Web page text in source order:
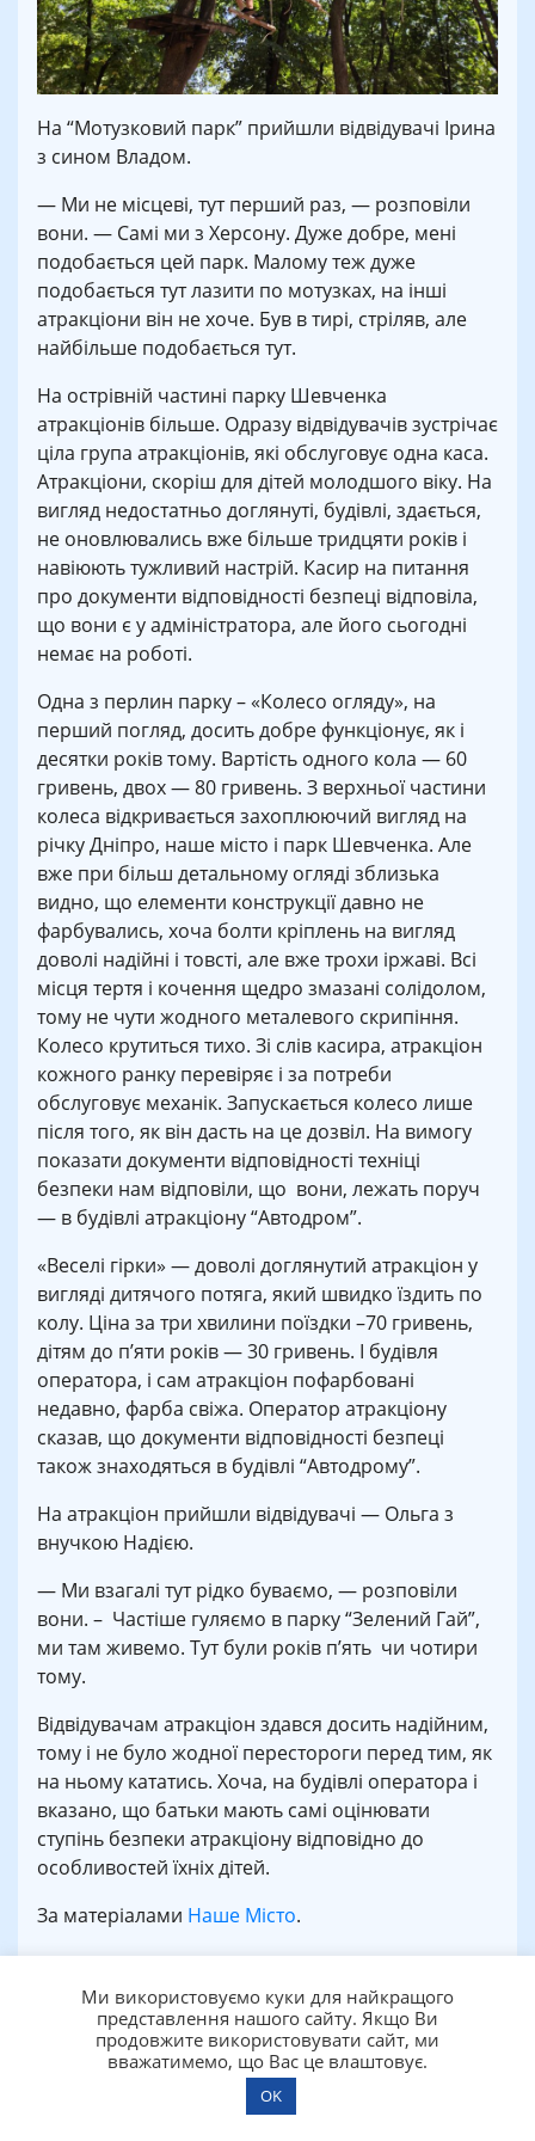
На “Мотузковий парк” прийшли відвідувачі Ірина
з сином Владом.
— Ми не місцеві, тут перший раз, — розповіли
вони. — Самі ми з Херсону. Дуже добре, мені
подобається цей парк. Малому теж дуже
подобається тут лазити по мотузках, на інші
атракціони він не хоче. Був в тирі, стріляв, але
найбільше подобається тут.
На острівній частині парку Шевченка
атракціонів більше. Одразу відвідувачів зустрічає
ціла група атракціонів, які обслуговує одна каса.
Атракціони, скоріш для дітей молодшого віку. На
вигляд недостатньо доглянуті, будівлі, здається,
не оновлювались вже більше тридцяти років і
навіюють тужливий настрій. Касир на питання
про документи відповідності безпеці відповіла,
що вони є у адміністратора, але його сьогодні
немає на роботі.
Одна з перлин парку – «Колесо огляду», на
перший погляд, досить добре функціонує, як і
десятки років тому. Вартість одного кола — 60
гривень, двох — 80 гривень. З верхньої частини
колеса відкривається захоплюючий вигляд на
річку Дніпро, наше місто і парк Шевченка. Але
вже при більш детальному огляді зблизька
видно, що елементи конструкції давно не
фарбувались, хоча болти кріплень на вигляд
доволі надійні і товсті, але вже трохи іржаві. Всі
місця тертя і кочення щедро змазані солідолом,
тому не чути жодного металевого скрипіння.
Колесо крутиться тихо. Зі слів касира, атракціон
кожного ранку перевіряє і за потреби
обслуговує механік. Запускається колесо лише
після того, як він дасть на це дозвіл. На вимогу
показати документи відповідності техніці
безпеки нам відповіли, що вони, лежать поруч
— в будівлі атракціону “Автодром”.
«Веселі гірки» — доволі доглянутий атракціон у
вигляді дитячого потяга, який швидко їздить по
колу. Ціна за три хвилини поїздки –70 гривень,
дітям до п’яти років — 30 гривень. І будівля
оператора, і сам атракціон пофарбовані
недавно, фарба свіжа. Оператор атракціону
сказав, що документи відповідності безпеці
також знаходяться в будівлі “Автодрому”.
На атракціон прийшли відвідувачі — Ольга з
внучкою Надією.
— Ми взагалі тут рідко буваємо, — розповіли
вони. – Частіше гуляємо в парку “Зелений Гай”,
ми там живемо. Тут були років п’ять чи чотири
тому.
Відвідувачам атракціон здався досить надійним,
тому і не було жодної перестороги перед тим, як
на ньому кататись. Хоча, на будівлі оператора і
вказано, що батьки мають самі оцінювати
ступінь безпеки атракціону відповідно до
особливостей їхніх дітей.
За матеріалами Наше Місто.
Категории:Новини
Повернутися на головну
Ми використовуємо куки для найкращого
представлення нашого сайту. Якщо Ви
продовжите використовувати сайт, ми
вважатимемо, що Вас це влаштовує.
OK